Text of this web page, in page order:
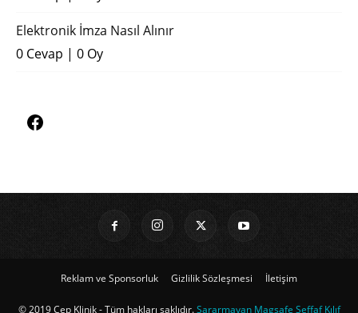
Elektronik İmza Nasıl Alınır
0 Cevap | 0 Oy
Reklam ve Sponsorluk Gizlilik Sözleşmesi İletişim
© 2019 Cep Klinik - Tüm hakları saklıdır.Sararmayan Magsafe Şeffaf Kılıf